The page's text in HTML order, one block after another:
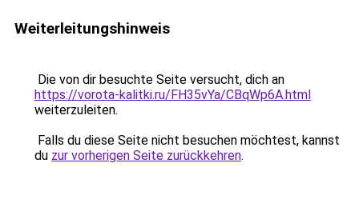
Weiterleitungshinweis
Die von dir besuchte Seite versucht, dich an
https://vorota-kalitki.ru/FH35vYa/CBqWp6A.html
weiterzuleiten.
Falls du diese Seite nicht besuchen möchtest, kannst
du zur vorherigen Seite zurückkehren.